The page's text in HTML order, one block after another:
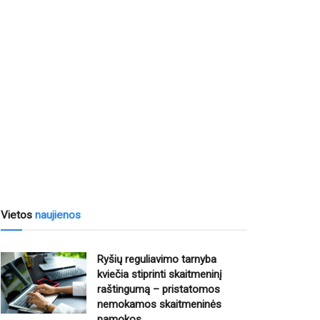
Vietos naujienos
Ryšių reguliavimo tarnyba
kviečia stiprinti skaitmeninį
raštingumą – pristatomos
nemokamos skaitmeninės